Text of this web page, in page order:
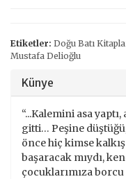
Etiketler: Doğu Batı
Mustafa Delioğlu
Künye
“...Kalemini asa
gitti… Peşine
önce hiç kimse
başaracak mıydı,
çocuklarımıza